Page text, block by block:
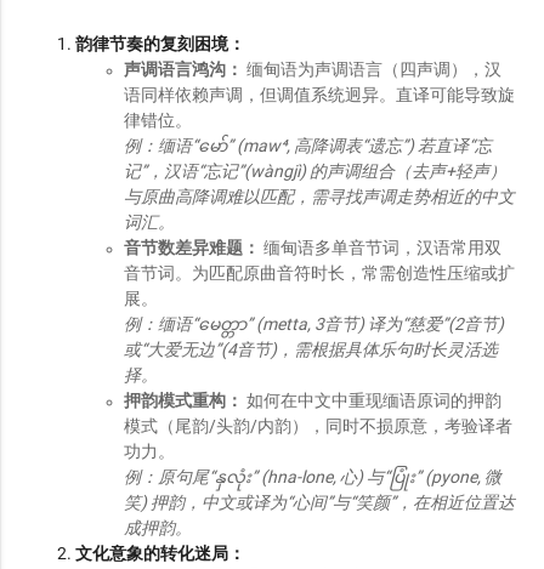
韵律节奏的复刻困境：
声调语言鸿沟： 缅甸语为声调语言（四声调），汉
语同样依赖声调，但调值系统迥异。直译可能导致旋
律错位。
例：缅语“မော်” (maw⁴, 高降调表“遗忘”) 若直译“忘
记”，汉语“忘记”(wàngjì) 的声调组合（去声+轻声）
与原曲高降调难以匹配，需寻找声调走势相近的中文
词汇。
音节数差异难题： 缅甸语多单音节词，汉语常用双
音节词。为匹配原曲音符时长，常需创造性压缩或扩
展。
例：缅语“မေတ္တာ” (metta, 3音节) 译为“慈爱”(2音节)
或“大爱无边”(4音节)，需根据具体乐句时长灵活选
择。
押韵模式重构： 如何在中文中重现缅语原词的押韵
模式（尾韵/头韵/内韵），同时不损原意，考验译者
功力。
例：原句尾“နှလုံး” (hna-lone, 心) 与“ပြုံး” (pyone, 微
笑) 押韵，中文或译为“心间”与“笑颜”，在相近位置达
成押韵。
文化意象的转化迷局：